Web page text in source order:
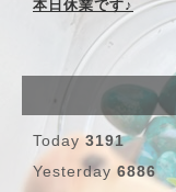
本日休業です♪
Today 3191
Yesterday 6886